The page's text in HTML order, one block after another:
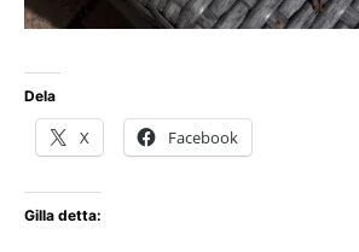
Dela
X Facebook
Gilla detta: